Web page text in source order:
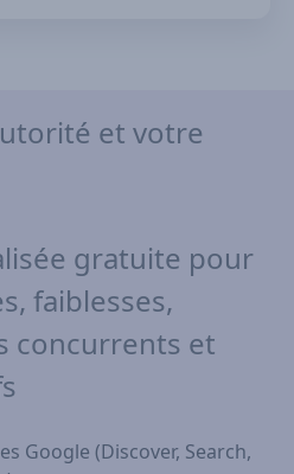
et votre
gratuite pour
faiblesses,
concurrents et
Google (Discover, Search,